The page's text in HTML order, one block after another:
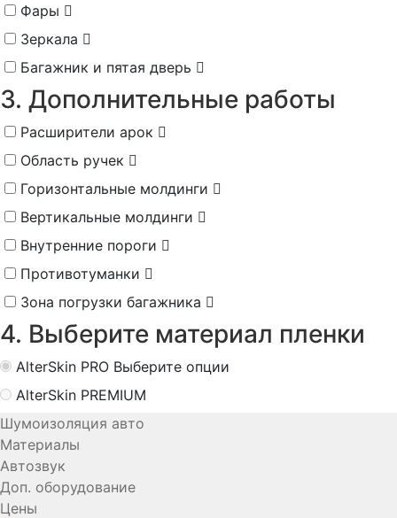
Фары
Зеркала
Багажник и пятая дверь
3. Дополнительные работы
Расширители арок
Область ручек
Горизонтальные молдинги
Вертикальные молдинги
Внутренние пороги
Противотуманки
Зона погрузки багажника
4. Выберите материал пленки
AlterSkin PRO Выберите опции
AlterSkin PREMIUM
Шумоизоляция авто
Материалы
Автозвук
Доп. оборудование
Цены